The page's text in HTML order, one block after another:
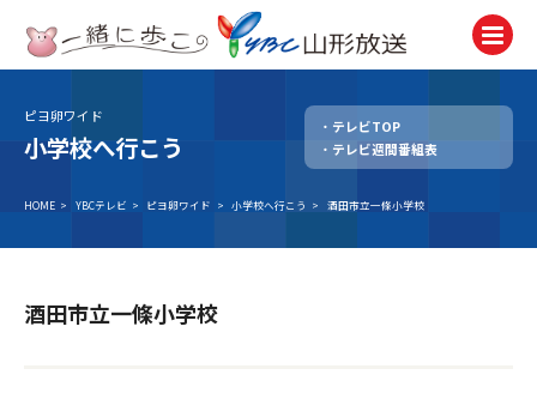
テレビ
TV
ラジオ
ピヨ卵ワイド
小学校へ行こう
テレビTOP
テレビ週間番組表
HOME > YBCテレビ > ピヨ卵ワイド > 小学校へ行こう > 酒田市立一條小学校
酒田市立一條小学校